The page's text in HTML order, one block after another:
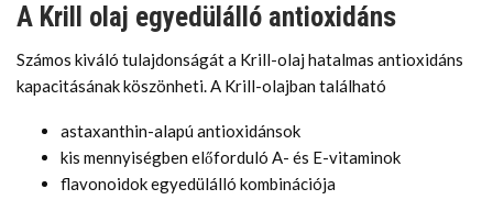
A Krill olaj egyedülálló antioxidáns
Számos kiváló tulajdonságát a Krill-olaj hatalmas antioxidáns
kapacitásának köszönheti. A Krill-olajban található
astaxanthin-alapú antioxidánsok
kis mennyiségben előforduló A- és E-vitaminok
flavonoidok egyedülálló kombinációja